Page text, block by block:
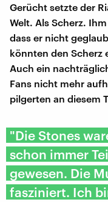
Gerücht setzte der
Welt. Als Scherz.
dass er nicht
könnten den Scherz
Auch ein
Fans nicht mehr
pilgerten an diesem
"Die Stones
schon immer
gewesen. Die
fasziniert. Ich